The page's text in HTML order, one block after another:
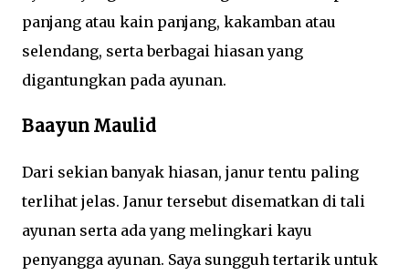
panjang atau kain panjang, kakamban atau
selendang, serta berbagai hiasan yang
digantungkan pada ayunan.
Baayun Maulid
Dari sekian banyak hiasan, janur tentu paling
terlihat jelas. Janur tersebut disematkan di tali
ayunan serta ada yang melingkari kayu
penyangga ayunan. Saya sungguh tertarik untuk